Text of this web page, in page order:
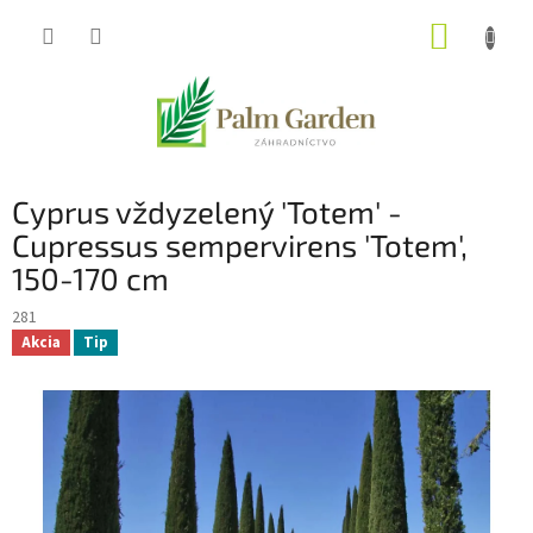
Cyprus vždyzelený 'Totem' -
Cupressus sempervirens 'Totem',
150-170 cm
281
Akcia Tip